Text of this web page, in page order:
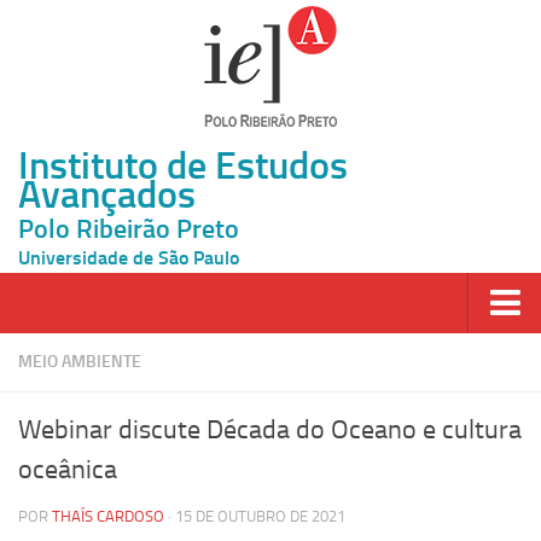
Instituto de Estudos
Avançados
Polo Ribeirão Preto
Universidade de São Paulo
Página Inicial
Inscrição
MEIO AMBIENTE
Webinar discute Década do Oceano e cultura
oceânica
POR THAÍS CARDOSO · 15 DE OUTUBRO DE 2021